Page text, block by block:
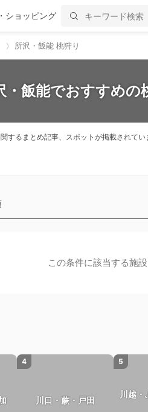
ショッピング
所沢・飯能 桃狩り
・飯能でおすすめの
るまとめ記事、スポットが掲載されて
この条件に該当する施設
4
川口・蕨・戸田
5
川越